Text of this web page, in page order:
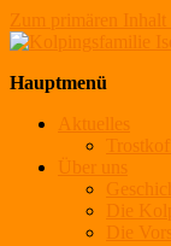
Zum primären Inhalt
Hauptmenü
Aktuelles
Über uns
Die
Die